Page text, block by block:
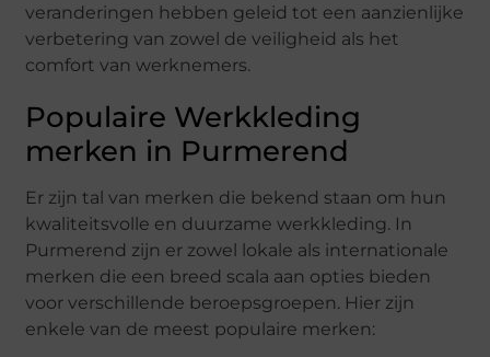
veranderingen hebben geleid tot een aanzienlijke
verbetering van zowel de veiligheid als het
comfort van werknemers.
Populaire Werkkleding
merken in Purmerend
Er zijn tal van merken die bekend staan om hun
kwaliteitsvolle en duurzame werkkleding. In
Purmerend zijn er zowel lokale als internationale
merken die een breed scala aan opties bieden
voor verschillende beroepsgroepen. Hier zijn
enkele van de meest populaire merken: